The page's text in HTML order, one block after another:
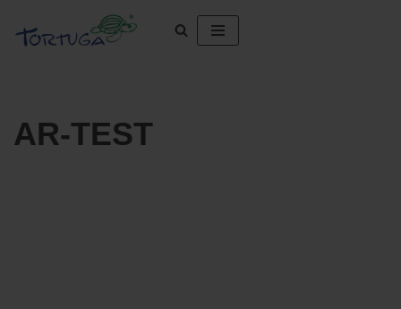
Zum
AR-TEST